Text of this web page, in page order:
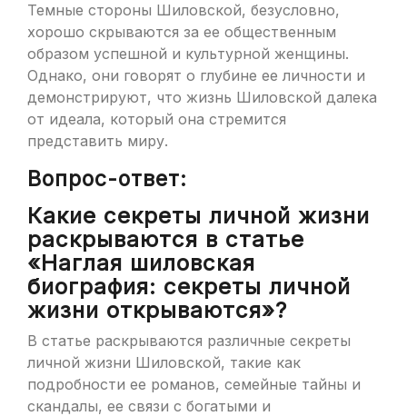
Темные стороны Шиловской, безусловно,
хорошо скрываются за ее общественным
образом успешной и культурной женщины.
Однако, они говорят о глубине ее личности и
демонстрируют, что жизнь Шиловской далека
от идеала, который она стремится
представить миру.
Вопрос-ответ:
Какие секреты личной жизни
раскрываются в статье
«Наглая шиловская
биография: секреты личной
жизни открываются»?
В статье раскрываются различные секреты
личной жизни Шиловской, такие как
подробности ее романов, семейные тайны и
скандалы, ее связи с богатыми и